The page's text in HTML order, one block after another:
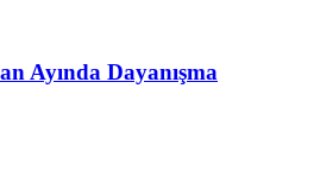
Ayında Dayanışma